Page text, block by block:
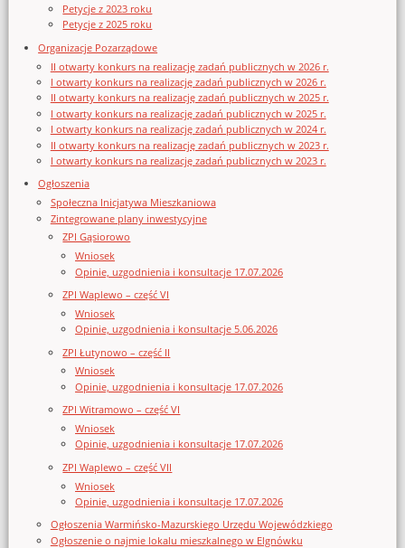
Petycje z 2023 roku
Petycje z 2025 roku
Organizacje Pozarządowe
II otwarty konkurs na realizację zadań publicznych w 2026 r.
I otwarty konkurs na realizację zadań publicznych w 2026 r.
II otwarty konkurs na realizację zadań publicznych w 2025 r.
I otwarty konkurs na realizację zadań publicznych w 2025 r.
I otwarty konkurs na realizację zadań publicznych w 2024 r.
II otwarty konkurs na realizację zadań publicznych w 2023 r.
I otwarty konkurs na realizację zadań publicznych w 2023 r.
Ogłoszenia
Społeczna Inicjatywa Mieszkaniowa
Zintegrowane plany inwestycyjne
ZPI Gąsiorowo
Wniosek
Opinie, uzgodnienia i konsultacje 17.07.2026
ZPI Waplewo – część VI
Wniosek
Opinie, uzgodnienia i konsultacje 5.06.2026
ZPI Łutynowo – część II
Wniosek
Opinie, uzgodnienia i konsultacje 17.07.2026
ZPI Witramowo – część VI
Wniosek
Opinie, uzgodnienia i konsultacje 17.07.2026
ZPI Waplewo – część VII
Wniosek
Opinie, uzgodnienia i konsultacje 17.07.2026
Ogłoszenia Warmińsko-Mazurskiego Urzędu Wojewódzkiego
Ogłoszenie o najmie lokalu mieszkalnego w Elgnówku